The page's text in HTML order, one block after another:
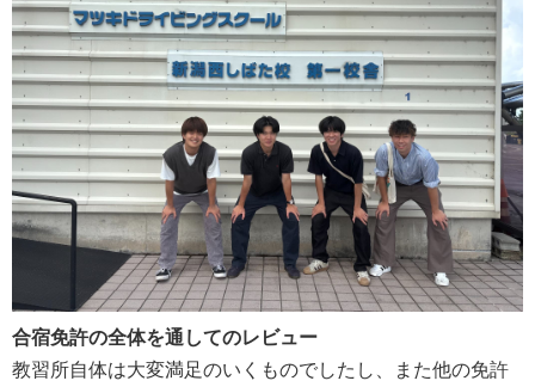
合宿免許の全体を通してのレビュー
教習所自体は大変満足のいくものでしたし、また他の免許